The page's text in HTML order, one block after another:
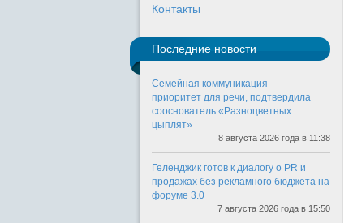
Контакты
Последние новости
Семейная коммуникация —
приоритет для речи, подтвердила
сооснователь «Разноцветных
цыплят»
8 августа 2026 года в 11:38
Геленджик готов к диалогу о PR и
продажах без рекламного бюджета на
форуме 3.0
7 августа 2026 года в 15:50